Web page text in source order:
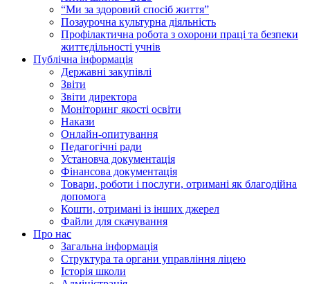
“Ми за здоровий спосіб життя”
Позаурочна культурна діяльність
Профілактична робота з охорони праці та безпеки
життєдільності учнів
Публічна інформація
Державні закупівлі
Звіти
Звіти директора
Моніторинг якості освіти
Накази
Онлайн-опитування
Педагогічні ради
Установча документація
Фінансова документація
Товари, роботи і послуги, отримані як благодійна
допомога
Кошти, отримані із інших джерел
Файли для скачування
Про нас
Загальна інформація
Структура та органи управління ліцею
Історія школи